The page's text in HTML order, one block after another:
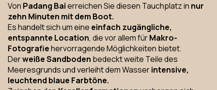
Von Padang Baierreichen Sie diesen Tauchplatz in nur
zehn Minuten mit dem Boot.
Es handelt sich um eine einfach zugängliche,
entspannte Location, die vor allem fürMakro-
Fotografiehervorragende Möglichkeiten bietet.
Derweiße Sandboden bedeckt weite Teile des
Meeresgrunds und verleiht dem Wasserintensive,
leuchtend blaue Farbtöne.